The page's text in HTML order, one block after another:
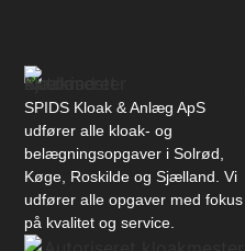
SPIDS Kloak & Anlæg ApS
udfører alle kloak- og
belægningsopgaver i Solrød,
Køge, Roskilde og Sjælland. Vi
udfører alle opgaver med fokus
på kvalitet og service.